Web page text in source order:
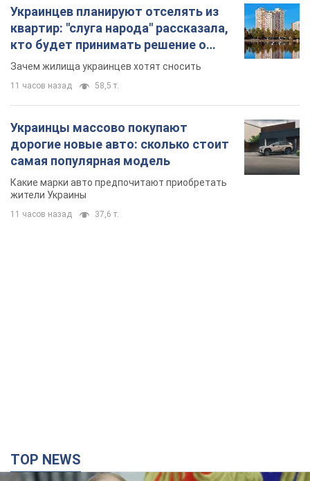
Украинцев планируют отселять из
квартир: "слуга народа" рассказала,
кто будет принимать решение о
сносе домов
Зачем жилища украинцев хотят сносить
11 часов назад 58,5 т.
Украинцы массово покупают
дорогие новые авто: сколько стоит
самая популярная модель
Какие марки авто предпочитают приобретать
жители Украины
11 часов назад 37,6 т.
TOP NEWS